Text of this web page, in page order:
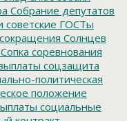
Собрание депутатов
советские ГОСТы
сокращения Солнцев
Сопка соревнования
соцзащита
политическая
положение
социальные